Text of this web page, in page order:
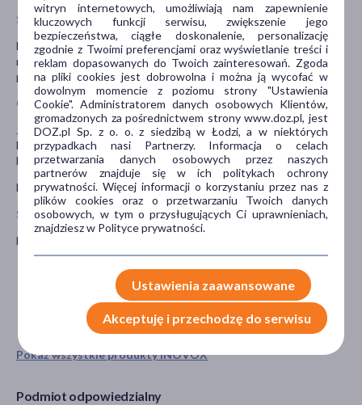
Pokaż wszystkie produkty INOVOX
Podmiot odpowiedzialny
Stosowanie leku z jedzeniem i piciem
Nie należy stosować tego leku przed posiłkiem lub wypiciem
napoju. Przyjęcie leku przed posiłkiem może u niektórych
pacjentów zwiększyć ryzyko zachłyśnięcia się.
Ciąża i karmienie piersią
Jeśli pacjentka jest w ciąży lub karmi piersią, przypuszcza, że może
być w ciąży lub gdy planuje mieć dziecko powinna poradzić się
lekarza lub farmaceuty przed zastosowaniem tego leku.
Nie zaleca się stosowania leków w trakcie ciąży i karmienia piersią.
Stosowanie leku u dzieci i młodzieży
Nie należy stosować tego leku u dzieci w wieku poniżej 12 lat.
witryn internetowych, umożliwiają nam zapewnienie
kluczowych funkcji serwisu, zwiększenie jego
bezpieczeństwa, ciągłe doskonalenie, personalizację
zgodnie z Twoimi preferencjami oraz wyświetlanie treści i
reklam dopasowanych do Twoich zainteresowań. Zgoda
na pliki cookies jest dobrowolna i można ją wycofać w
dowolnym momencie z poziomu strony "Ustawienia
Cookie". Administratorem danych osobowych Klientów,
gromadzonych za pośrednictwem strony www.doz.pl, jest
DOZ.pl Sp. z o. o. z siedzibą w Łodzi, a w niektórych
przypadkach nasi Partnerzy. Informacja o celach
przetwarzania danych osobowych przez naszych
partnerów znajduje się w ich politykach ochrony
prywatności. Więcej informacji o korzystaniu przez nas z
plików cookies oraz o przetwarzaniu Twoich danych
osobowych, w tym o przysługujących Ci uprawnieniach,
znajdziesz w Polityce prywatności.
Ustawienia zaawansowane
Akceptuję i przechodzę do serwisu